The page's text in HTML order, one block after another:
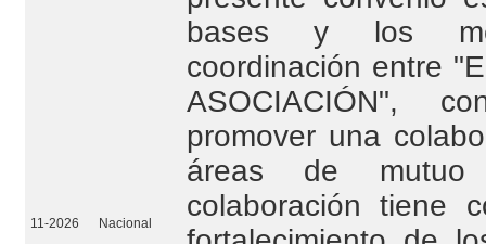
11-2026 Nacional
bases y los
coordinación entre
ASOCIACIÓN",
promover una
áreas de mutuo
colaboración tiene